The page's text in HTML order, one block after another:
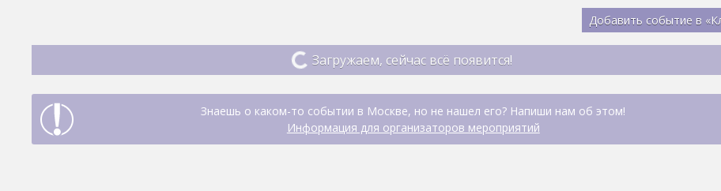
Добавить событие в
Загружаем, сейчас всё появится!
Знаешь о каком-то событии в Москве, но не нашел его? Напиши нам об этом!
Информация для организаторов мероприятий